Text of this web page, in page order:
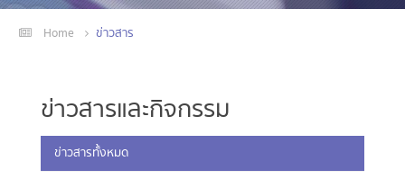
Home ข่าวสาร
ข่าวสารและกิจกรรม
ข่าวสารทั้งหมด